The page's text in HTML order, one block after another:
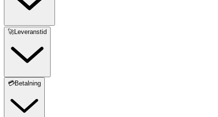
🚀Leveranstid
💳Betalning